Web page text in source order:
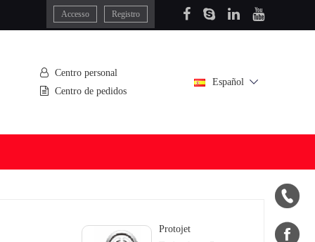
Accesso Registro


Centro personal
Centro de pedidos
Español
Protojet